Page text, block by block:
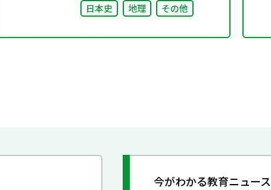
日本史
地理 その他
今がわかる教育ニュース